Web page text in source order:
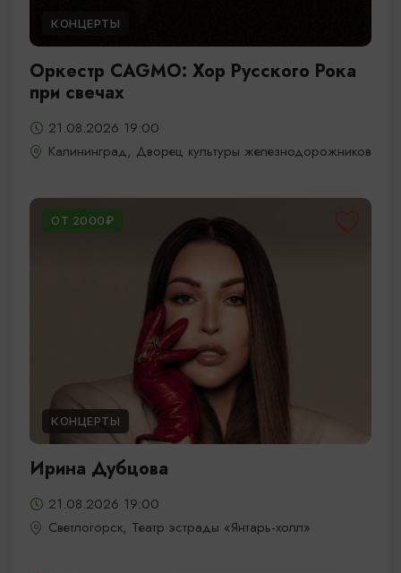
КОНЦЕРТЫ
Оркестр CAGMO: Хор Русского Рока
при свечах
21.08.2026 19:00
Калининград, Дворец культуры железнодорожников
ОТ 2000₽
КОНЦЕРТЫ
Ирина Дубцова
21.08.2026 19:00
Светлогорск, Театр эстрады «Янтарь-холл»